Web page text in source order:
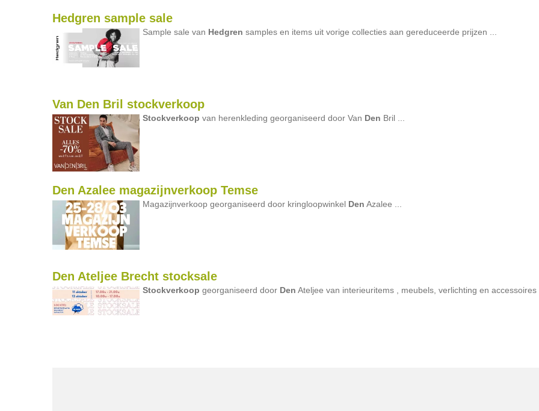
Hedgren sample sale
Sample sale van Hedgren samples en items uit vorige collecties aan gereduceerde prijzen ...
Van Den Bril stockverkoop
Stockverkoop van herenkleding georganiseerd door Van Den Bril ...
Den Azalee magazijnverkoop Temse
Magazijnverkoop georganiseerd door kringloopwinkel Den Azalee ...
Den Ateljee Brecht stocksale
Stockverkoop georganiseerd door Den Ateljee van interieuritems , meubels, verlichting en accessoires